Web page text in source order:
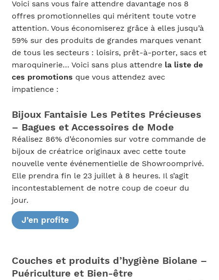
Voici sans vous faire attendre davantage nos 8
offres promotionnelles qui méritent toute votre
attention. Vous économiserez grâce à elles jusqu’à
59% sur des produits de grandes marques venant
de tous les secteurs : loisirs, prêt-à-porter, sacs et
maroquinerie… Voici sans plus attendre la liste de
ces promotions que vous attendez avec
impatience :
Bijoux Fantaisie Les Petites Précieuses
– Bagues et Accessoires de Mode
Réalisez 86% d’économies sur votre commande de
bijoux de créatrice originaux avec cette toute
nouvelle vente événementielle de Showroomprivé.
Elle prendra fin le 23 juillet à 8 heures. Il s’agit
incontestablement de notre coup de coeur du
jour.
J’en profite
Couches et produits d’hygiène Biolane –
Puériculture et Bien-être